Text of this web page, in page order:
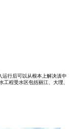
行后可以从根本上解决滇中
程受水区包括丽江、大理、